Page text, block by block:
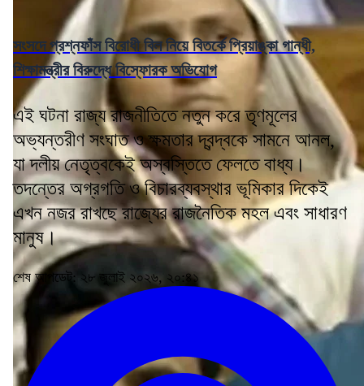
সংসদে প্রশ্নফাঁস বিরোধী বিল নিয়ে বিতর্কে প্রিয়াঙ্কা গান্ধী,
শিক্ষামন্ত্রীর বিরুদ্ধে বিস্ফোরক অভিযোগ
এই ঘটনা রাজ্য রাজনীতিতে নতুন করে তৃণমূলের
অভ্যন্তরীণ সংঘাত ও ক্ষমতার দ্বন্দ্বকে সামনে আনল,
যা দলীয় নেতৃত্বকেই অস্বস্তিতে ফেলতে বাধ্য।
তদন্তের অগ্রগতি ও বিচারব্যবস্থার ভূমিকার দিকেই
এখন নজর রাখছে রাজ্যের রাজনৈতিক মহল এবং সাধারণ
মানুষ।
শেষ আপডেট: ২৮ জুলাই ২০২৬, ২০:৪১